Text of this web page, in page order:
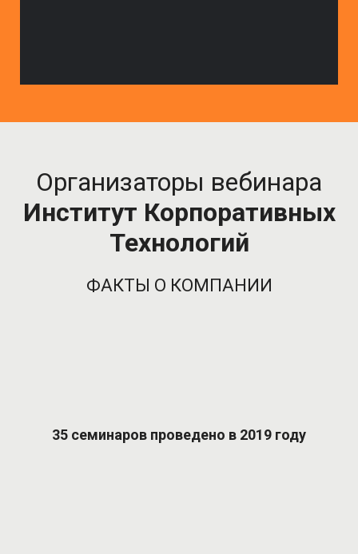
Организаторы вебинара
Институт Корпоративных
Технологий
ФАКТЫ О КОМПАНИИ
35 семинаров проведено в 2019 году